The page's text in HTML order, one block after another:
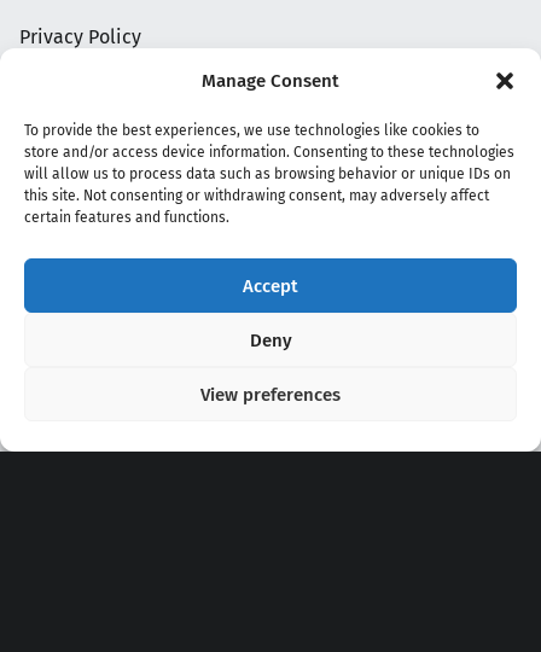
Manage Consent
To provide the best experiences, we use technologies like cookies to
store and/or access device information. Consenting to these technologies
will allow us to process data such as browsing behavior or unique IDs on
this site. Not consenting or withdrawing consent, may adversely affect
certain features and functions.
Accept
Deny
View preferences
Privacy Policy